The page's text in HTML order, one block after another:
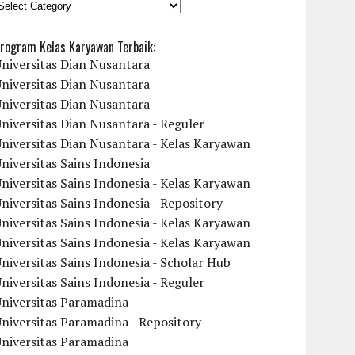
Kelas Karyawan Terbaik:
Dian Nusantara
Dian Nusantara
Dian Nusantara
Dian Nusantara - Reguler
Dian Nusantara - Kelas Karyawan
Sains Indonesia
Sains Indonesia - Kelas Karyawan
Sains Indonesia - Repository
Sains Indonesia - Kelas Karyawan
Sains Indonesia - Kelas Karyawan
Sains Indonesia - Scholar Hub
Sains Indonesia - Reguler
Paramadina
Paramadina - Repository
Paramadina